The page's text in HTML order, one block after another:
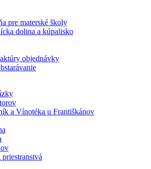
pre materské školy
dolina a kúpalisko
objednávky
a Vínotéka u Františkánov